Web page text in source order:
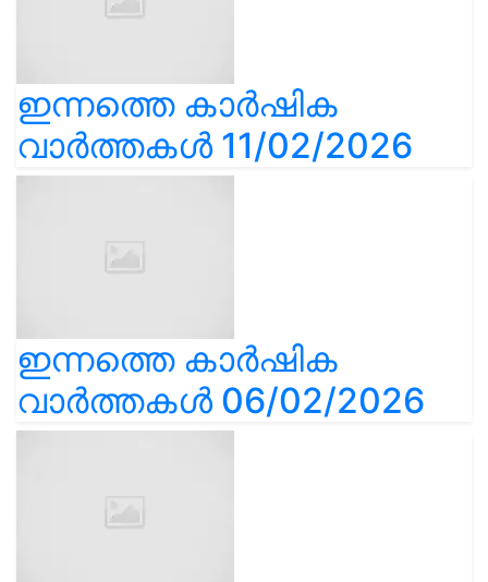
ഇന്നത്തെ കാർഷിക
വാർത്തകൾ 11/02/2026
ഇന്നത്തെ കാർഷിക
വാർത്തകൾ 06/02/2026